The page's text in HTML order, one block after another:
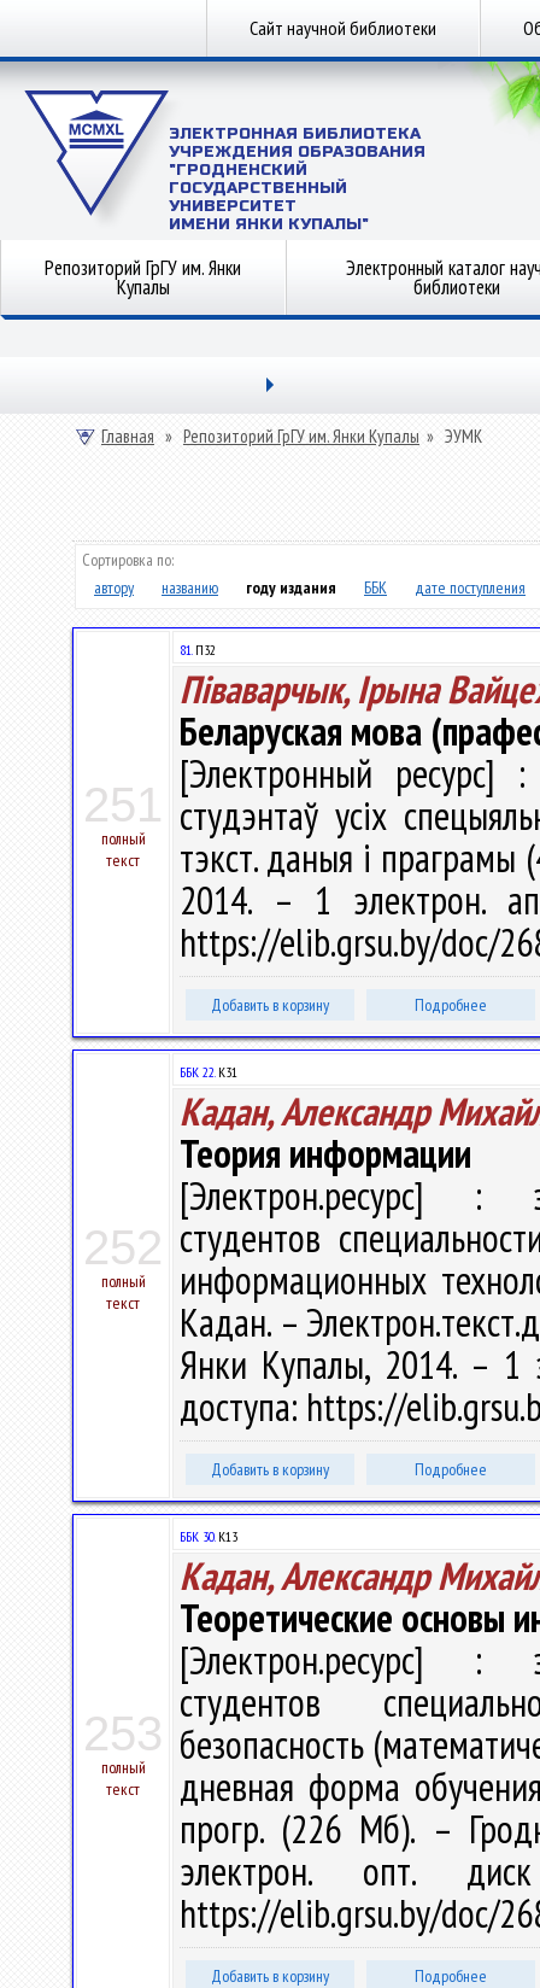
Сайт научной библиотеки
ЭЛЕКТРОННАЯ БИБЛИОТЕКА
УЧРЕЖДЕНИЯ ОБРАЗОВАНИЯ
"ГРОДНЕНСКИЙ
ГОСУДАРСТВЕННЫЙ
УНИВЕРСИТЕТ
ИМЕНИ ЯНКИ КУПАЛЫ"
Репозиторий ГрГУ им. Янки
Купалы
Электронный каталог
библиотеки
Главная » Репозиторий ГрГУ им. Янки Купалы » ЭУМК
Сортировка по:
автору
названию году издания ББК дате поступления
251
полный
текст
81.П32
Піваварчык, Ірына
Беларуская мова
[Электронный ресурс] :
студэнтаў усіх
тэкст. даныя і
2014. – 1 электрон.
https://elib.grsu.by/doc/
Добавить в корзину Подробнее
252
полный
текст
ББК 22.К31
Кадан, Александр
Теория информации
[Электрон.ресурс] :
студентов
информационных
Кадан. –
Янки Купалы, 2014. – 1
доступа: https://
Добавить в корзину Подробнее
253
полный
текст
ББК 30.К13
Кадан, Александр
Теоретические основы
[Электрон.ресурс] :
студентов
безопасность
дневная форма
прогр. (226 Мб). –
электрон. опт.
https://elib.grsu.by/doc/
Добавить в корзину Подробнее